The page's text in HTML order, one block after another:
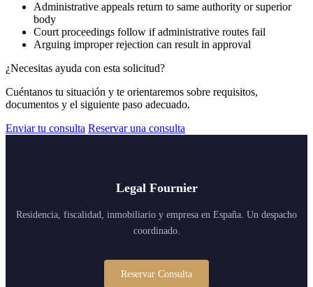
Administrative appeals return to same authority or superior
body
Court proceedings follow if administrative routes fail
Arguing improper rejection can result in approval
¿Necesitas ayuda con esta solicitud?
Cuéntanos tu situación y te orientaremos sobre requisitos,
documentos y el siguiente paso adecuado.
Enviar tu consulta Reservar una consulta
Legal Fournier
Residencia, fiscalidad, inmobiliario y empresa en España. Un despacho
coordinado.
Reservar Consulta